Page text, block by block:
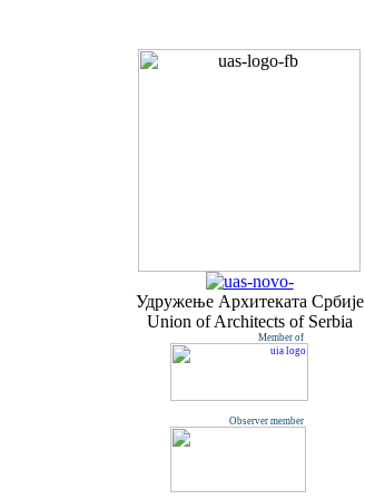
Удружењe Архитеката Србије
Union of Architects of Serbia
Member of
Observer member